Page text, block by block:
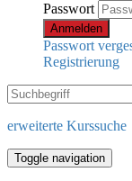
Passwort
Anmelden
Passwort
Registrierung
erweiterte Kurssuche
Toggle navigation